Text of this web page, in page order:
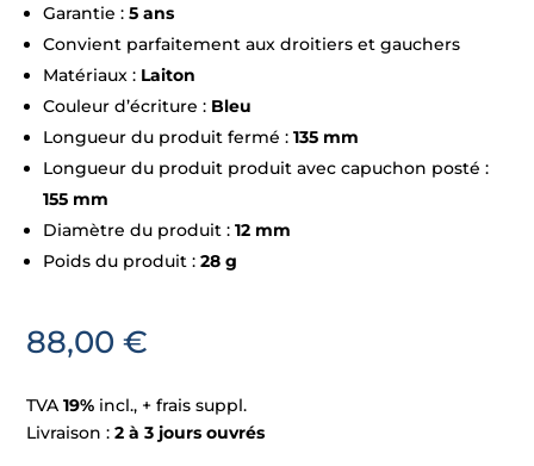
Garantie :5 ans
Convient parfaitement aux droitiers et gauchers
Matériaux : Laiton
Couleur d’écriture : Bleu
Longueur du produit fermé :135 mm
Longueur du produit produit avec capuchon posté :
155 mm
Diamètre du produit :12 mm
Poids du produit :28 g
88,00€
TVA19% incl., + frais suppl.
Livraison :2 à 3 jours ouvrés